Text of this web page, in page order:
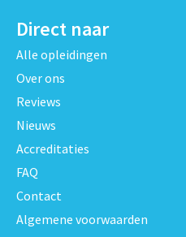
Direct naar
Alle opleidingen
Over ons
Reviews
Nieuws
Accreditaties
FAQ
Contact
Algemene voorwaarden